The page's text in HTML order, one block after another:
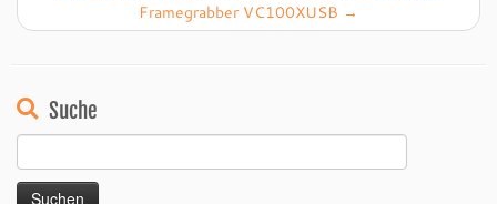
Framegrabber VC100XUSB →
Suche
nach: